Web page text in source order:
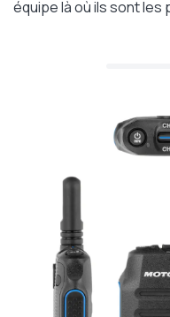
équipe là où ils sont les